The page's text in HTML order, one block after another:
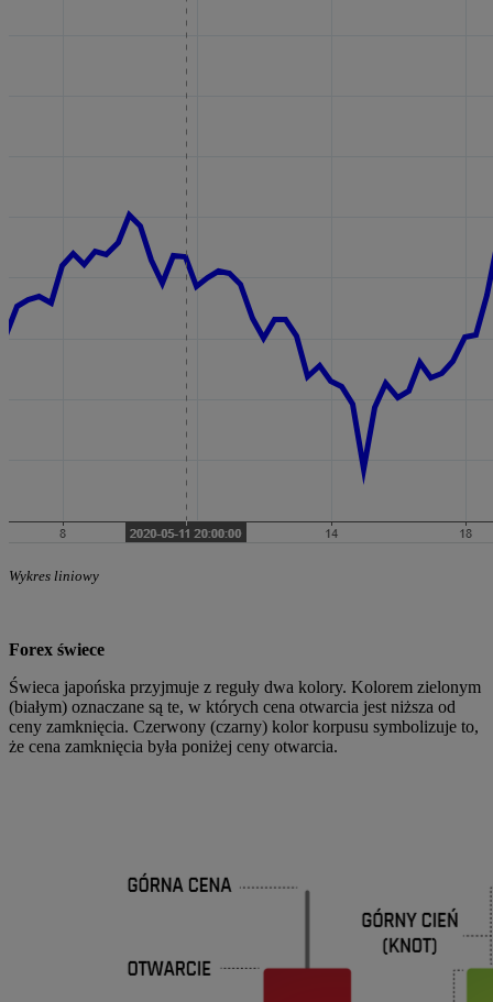
Wykres liniowy
Forex świece
Świeca japońska przyjmuje z reguły dwa kolory. Kolorem zielonym
(białym) oznaczane są te, w których cena otwarcia jest niższa od
ceny zamknięcia. Czerwony (czarny) kolor korpusu symbolizuje to,
że cena zamknięcia była poniżej ceny otwarcia.